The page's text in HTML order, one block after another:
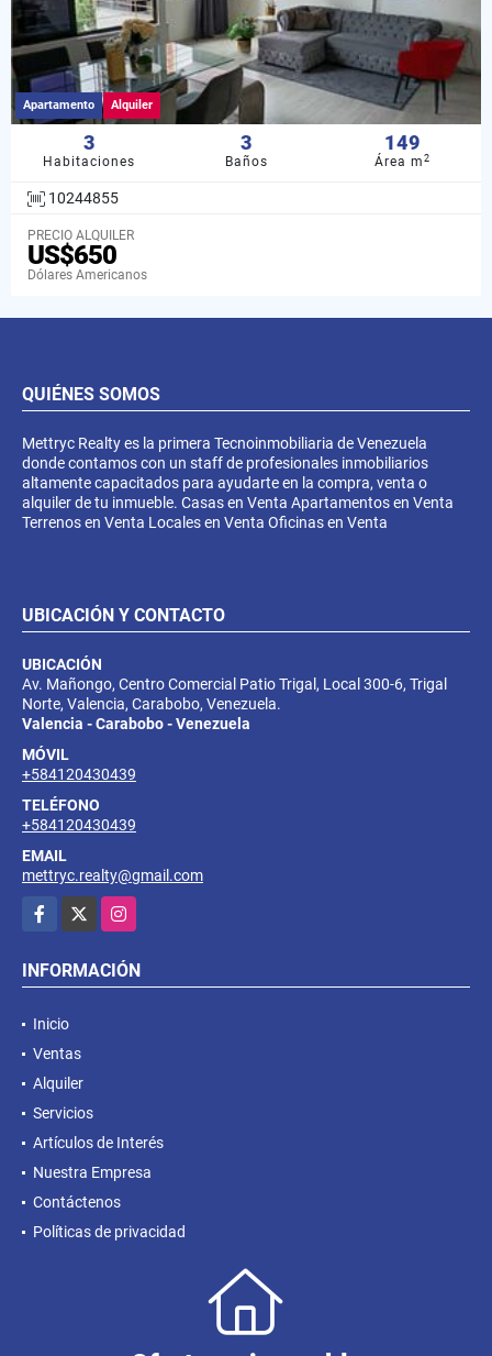
Apartamento Alquiler
3
Habitaciones
3
Baños
149
Área m2
10244855
PRECIO ALQUILER
US$650
Dólares Americanos
QUIÉNES SOMOS
Mettryc Realty es la primera Tecnoinmobiliaria de Venezuela
donde contamos con un staff de profesionales inmobiliarios
altamente capacitados para ayudarte en la compra, venta o
alquiler de tu inmueble. Casas en Venta Apartamentos en Venta
Terrenos en Venta Locales en Venta Oficinas en Venta
UBICACIÓN Y CONTACTO
UBICACIÓN
Av. Mañongo, Centro Comercial Patio Trigal, Local 300-6, Trigal
Norte, Valencia, Carabobo, Venezuela.
Valencia - Carabobo - Venezuela
MÓVIL
+584120430439
TELÉFONO
+584120430439
EMAIL
mettryc.realty@gmail.com
Facebook
Instagram
INFORMACIÓN
Inicio
Ventas
Alquiler
Servicios
Artículos de Interés
Nuestra Empresa
Contáctenos
Políticas de privacidad